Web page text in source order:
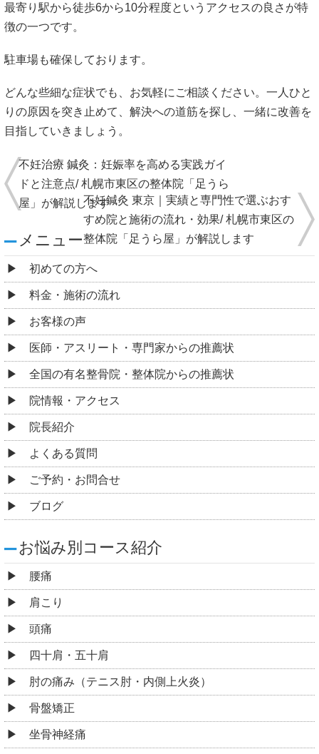
最寄り駅から徒歩6から10分程度というアクセスの良さが特
徴の一つです。
駐車場も確保しております。
どんな些細な症状でも、お気軽にご相談ください。一人ひと
りの原因を突き止めて、解決への道筋を探し、一緒に改善を
目指していきましょう。
不妊治療 鍼灸：妊娠率を高める実践ガイ
ドと注意点/ 札幌市東区の整体院「足うら
屋」が解説します不妊鍼灸 東京｜実績と専門性で選ぶおす
すめ院と施術の流れ・効果/ 札幌市東区の
整体院「足うら屋」が解説します
メニュー
初めての方へ
料金・施術の流れ
お客様の声
医師・アスリート・専門家からの推薦状
全国の有名整骨院・整体院からの推薦状
院情報・アクセス
院長紹介
よくある質問
ご予約・お問合せ
ブログ
お悩み別コース紹介
腰痛
肩こり
頭痛
四十肩・五十肩
肘の痛み（テニス肘・内側上火炎）
骨盤矯正
坐骨神経痛